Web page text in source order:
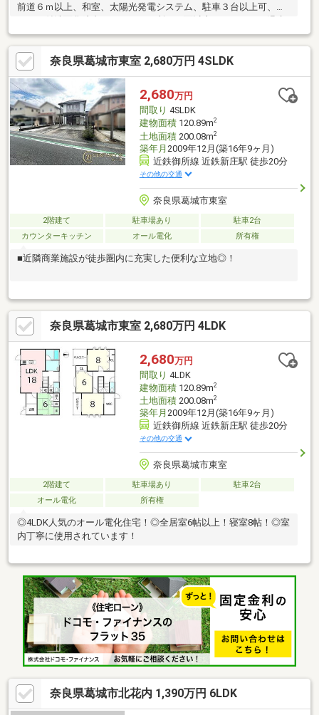
前道６ｍ以上、和室、太陽光発電システム、駐車３台以上可、シ
洗浄便座、ＴＶモニタ付インターホン、通風良好、ウォークイン
クローゼット、平坦地、開発分譲地内、オール電化
奈良県葛城市東室 2,680万円 4SLDK
2,680万円
間取り 4SLDK
建物面積120.89m2
土地面積200.08m2
築年月 2009年12月(築16年9ヶ月)
近鉄御所線 近鉄新庄駅 徒歩20分
その他の交通
奈良県葛城市東室
2階建て 駐車場あり
駐車2台
カウンターキッチン
オール電化 所有権
■近隣商業施設が徒歩圏内に充実した便利な立地◎！
奈良県葛城市東室 2,680万円 4LDK
2,680万円
間取り 4LDK
建物面積120.89m2
土地面積200.08m2
築年月 2009年12月(築16年9ヶ月)
近鉄御所線 近鉄新庄駅 徒歩20分
その他の交通
奈良県葛城市東室
2階建て 駐車場あり
駐車2台
オール電化
所有権
◎4LDK人気のオール電化住宅！◎全居室6帖以上！寝室8帖！◎室
内丁寧に使用されています！
奈良県葛城市北花内 1,390万円 6LDK